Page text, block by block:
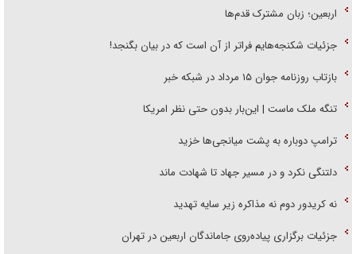
اربعین؛ زبان مشترک قدم‌ها
جزئیات شکنجه‌هایم فراتر از آن است که در بیان بگنجد!
بازتاب روزنامه جوان ۱۵ مرداد در شبکه خبر
تنگه ملک ماست | این‌بار بدون حتی نظر امریکا
ترامپ دوباره به پشت میانجی‌ها خزید
دلتنگی نکرد و در مسیر جهاد تا شهادت ماند
نه کریدور دوم نه مذاکره زیر سایه تهدید
جزئیات برگزاری پیاده‌روی جاماندگان اربعین در تهران